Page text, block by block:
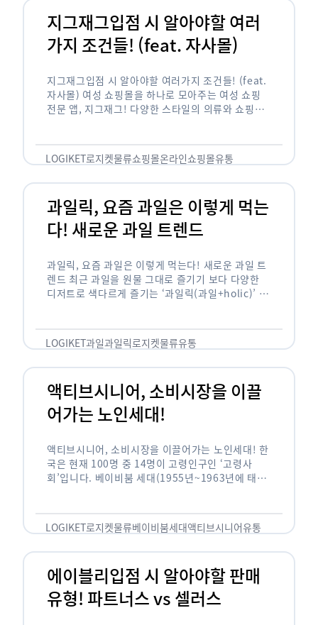
지그재그입점 시 알아야할 여러
가지 조건들! (feat. 자사몰)
지그재그입점 시 알아야할 여러가지 조건들! (feat.
자사몰) 여성 쇼핑몰을 하나로 모아주는 여성 쇼핑
전문 앱, 지그재그! 다양한 스타일의 의류와 쇼핑몰
LOGIKET로지켓물류쇼핑몰온라인쇼핑몰유통
과일릭, 요즘 과일은 이렇게 먹는
다! 새로운 과일 트렌드
과일릭, 요즘 과일은 이렇게 먹는다! 새로운 과일 트
렌드 최근 과일을 원물 그대로 즐기기 보다 다양한
디저트로 색다르게 즐기는 ‘과일릭(과일+holic)’ 트
…
LOGIKET과일과일릭로지켓물류유통
액티브시니어, 소비시장을 이끌
어가는 노인세대!
액티브시니어, 소비시장을 이끌어가는 노인세대! 한
국은 현재 100명 중 14명이 고령인구인 ‘고령사
회’입니다. 베이비붐 세대(1955년~1963년에 태어
오고 있습니다. 하지만 사회가 늙어가는 …
LOGIKET로지켓물류베이비붐세대액티브시니어유통
에이블리입점 시 알아야할 판매
유형! 파트너스 vs 셀러스